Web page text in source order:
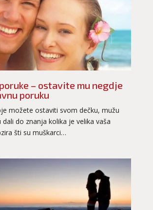
– ostavite mu negdje
poruku
možete ostaviti svom dečku, mužu
do znanja kolika je velika vaša
šti su muškarci…